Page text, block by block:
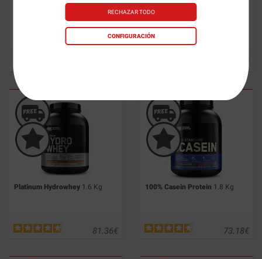
RECHAZAR TODO
CONFIGURACIÓN
Essential Amino Energy270 gr BCAA Train + Sustain
Platinum Hydrowhey 1.6 Kg
€
81.36
100% Casein Protein 1.8 Kg
€
73.18